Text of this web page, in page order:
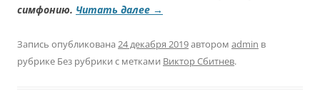
симфонию. Читать далее →
Запись опубликована 24 декабря 2019автором admin в
рубрике Без рубрики с метками Виктор Сбитнев.